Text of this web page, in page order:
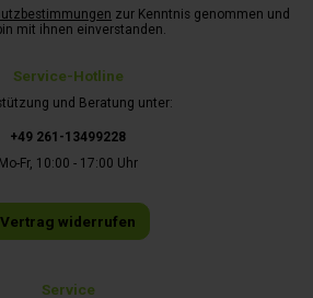
Service-Hotline
und Beratung unter:
+49 261-13499228
Mo-Fr, 10:00 - 17:00 Uhr
Vertrag widerrufen
Service
zur Kenntnis genommen und
mit ihnen einverstanden.